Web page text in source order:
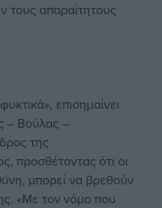
τους απαραίτητους
επισημαίνει
– Βούλας –
της
προσθέτοντας ότι οι
μπορεί να βρεθούν
«Με τον νόμο που